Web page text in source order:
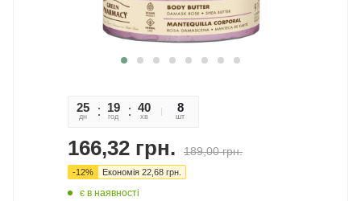
25
дн
19
год
40
хв
38
сек
8
шт
166,32 грн. 189,00грн.
-12% Економія 22,68 грн.
є в наявності